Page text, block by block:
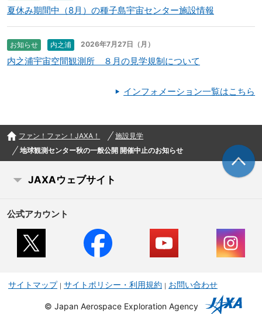
夏休み期間中（8月）の種子島宇宙センター施設情報
お知らせ 内之浦 2026年7月27日（月）
内之浦宇宙空間観測所 ８月の見学規制について
インフォメーション一覧はこちら
ファン！ファン！JAXA！
施設見学
地球観測センター秋の一般公開 開催中止のお知らせ
JAXAウェブサイト
公式アカウント
サイトマップ サイトポリシー・利用規約 お問い合わせ
© Japan Aerospace Exploration Agency